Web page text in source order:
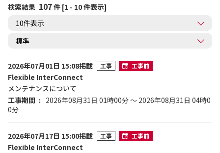
検索結果 107件 [1 - 10 件表示]
2026年07月01日 15:08掲載 工事 工事前
Flexible InterConnect
メンテナンスについて
工事期間
2026年08月31日 01時00分 ～ 2026年08月31日 04時0
0分
2026年07月17日 15:00掲載 工事 工事前
Flexible InterConnect